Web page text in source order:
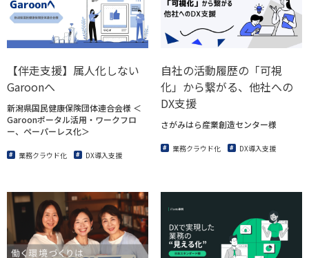
【伴走支援】属人化しない
Garoonへ
新潟県国民健康保険団体連合会様 ＜
Garoonポータル活用・ワークフロ
ー、ペーパーレス化＞
業務クラウド化 DX導入支援
自社の活動履歴の「可視
化」から繋がる、他社への
DX支援
さがみはら産業創造センター様
業務クラウド化 DX導入支援